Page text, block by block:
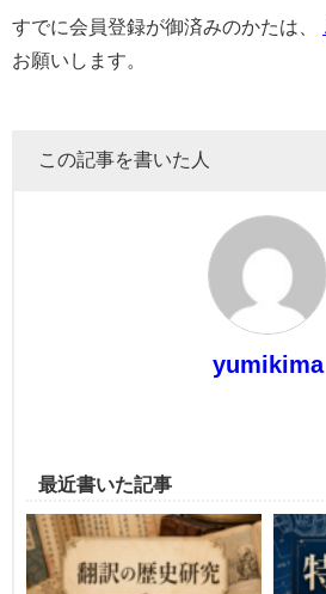
すでに会員登録が御済みのかたは、
お願いします。
この記事を書いた人
yumikima
最近書いた記事